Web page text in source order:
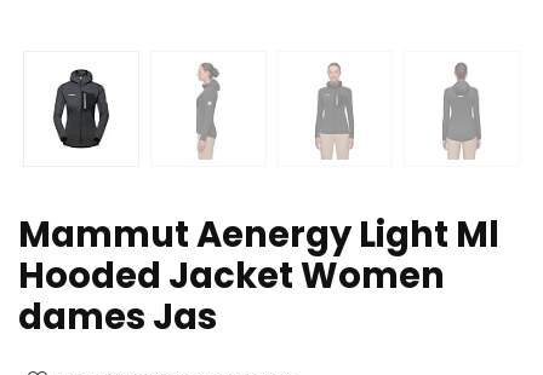
Mammut Aenergy Light Ml
Hooded Jacket Women
dames Jas